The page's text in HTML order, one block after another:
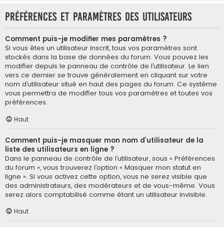
Préférences et paramètres des utilisateurs
Comment puis-je modifier mes paramètres ?
Si vous êtes un utilisateur inscrit, tous vos paramètres sont
stockés dans la base de données du forum. Vous pouvez les
modifier depuis le panneau de contrôle de l’utilisateur. Le lien
vers ce dernier se trouve généralement en cliquant sur votre
nom d’utilisateur situé en haut des pages du forum. Ce système
vous permettra de modifier tous vos paramètres et toutes vos
préférences.
Haut
Comment puis-je masquer mon nom d’utilisateur de la
liste des utilisateurs en ligne ?
Dans le panneau de contrôle de l’utilisateur, sous « Préférences
du forum », vous trouverez l’option « Masquer mon statut en
ligne ». Si vous activez cette option, vous ne serez visible que
des administrateurs, des modérateurs et de vous-même. Vous
serez alors comptabilisé comme étant un utilisateur invisible.
Haut